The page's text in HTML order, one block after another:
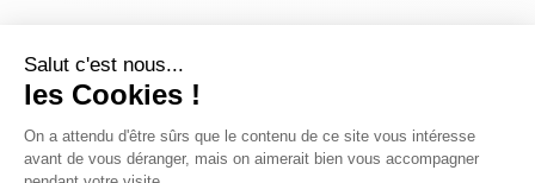
Salut c'est nous...
les Cookies !
On a attendu d'être sûrs que le contenu de ce site vous intéresse
avant de vous déranger, mais on aimerait bien vous accompagner